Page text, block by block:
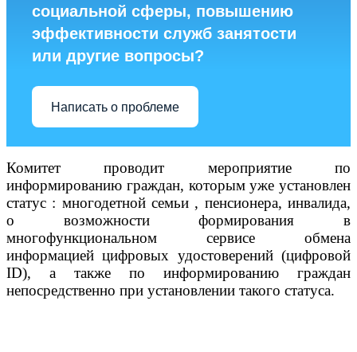
социальной сферы, повышению
эффективности служб занятости
или другие вопросы?
Написать о проблеме
Комитет проводит мероприятие по
информированию граждан, которым уже установлен
статус : многодетной семьи , пенсионера, инвалида,
о возможности формирования в
многофункциональном сервисе обмена
информацией цифровых удостоверений (цифровой
ID), а также по информированию граждан
непосредственно при установлении такого статуса.